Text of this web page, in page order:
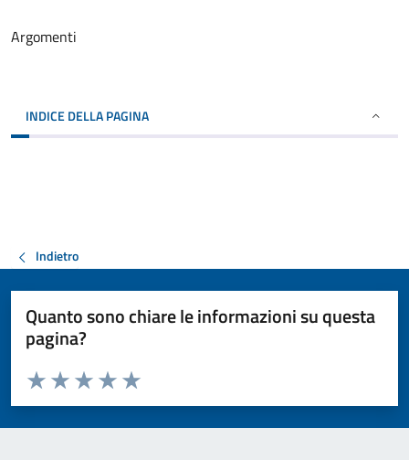
Argomenti
INDICE DELLA PAGINA
Indietro
Quanto sono chiare le informazioni su questa
pagina?
Valuta da 1 a 5 stelle la pagina
Valuta 5 stelle su 5
Valuta 4 stelle su 5
Valuta 3 stelle su 5
Valuta 2 stelle su 5
Valuta 1 stelle su 5